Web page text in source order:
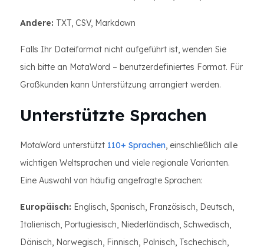
Andere: TXT, CSV, Markdown
Falls Ihr Dateiformat nicht aufgeführt ist, wenden Sie
sich bitte an MotaWord – benutzerdefiniertes Format. Für
Großkunden kann Unterstützung arrangiert werden.
Unterstützte Sprachen
MotaWord unterstützt 110+ Sprachen, einschließlich alle
wichtigen Weltsprachen und viele regionale Varianten.
Eine Auswahl von häufig angefragte Sprachen:
Europäisch: Englisch, Spanisch, Französisch, Deutsch,
Italienisch, Portugiesisch, Niederländisch, Schwedisch,
Dänisch, Norwegisch, Finnisch, Polnisch, Tschechisch,